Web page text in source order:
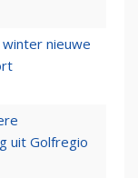
nieuwe
uit Golfregio